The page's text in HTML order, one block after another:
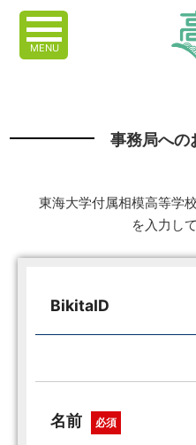
MENU
事務局への
東海大学付属相模高等学
を入力し
BikitaID
名前 必須